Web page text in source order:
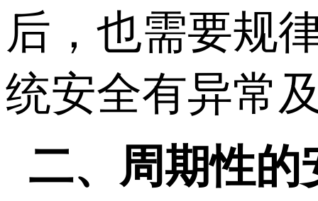
后，也需要规
统安全有异常
二、周期性的